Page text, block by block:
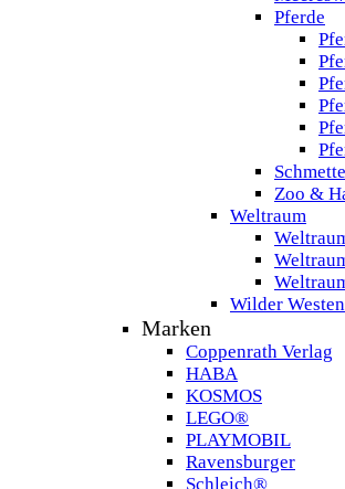
Pferde
Zoo &
Weltraum
Wilder Westen
Marken
Coppenrath Verlag
HABA
KOSMOS
LEGO®
PLAYMOBIL
Ravensburger
Schleich®